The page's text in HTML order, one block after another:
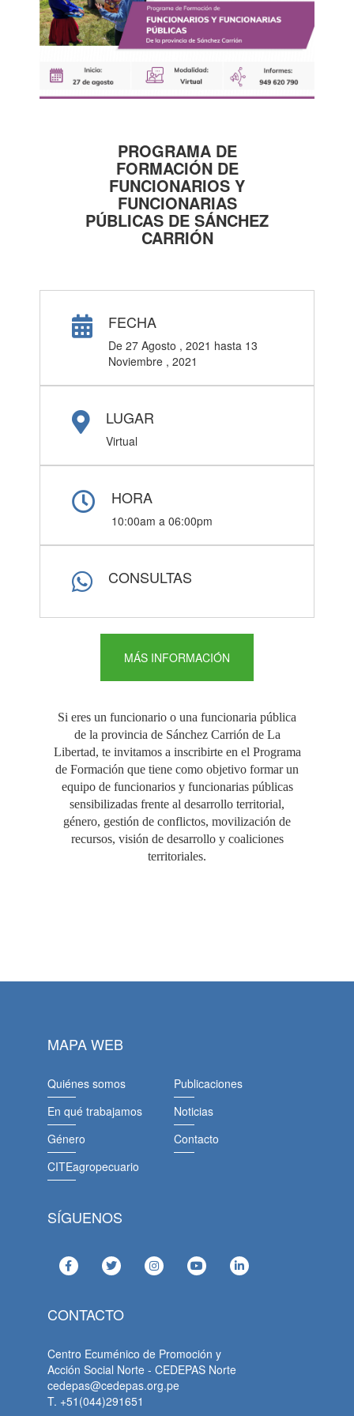
PROGRAMA DE
FORMACIÓN DE
FUNCIONARIOS Y
FUNCIONARIAS
PÚBLICAS DE SÁNCHEZ
CARRIÓN
FECHA
De 27 Agosto , 2021 hasta 13
Noviembre , 2021
LUGAR
Virtual
HORA
10:00am a 06:00pm
CONSULTAS
MÁS INFORMACIÓN
Si eres un funcionario o una funcionaria pública
de la provincia de Sánchez Carrión de La
Libertad, te invitamos a inscribirte en el Programa
de Formación que tiene como objetivo formar un
equipo de funcionarios y funcionarias públicas
sensibilizadas frente al desarrollo territorial,
género, gestión de conflictos, movilización de
recursos, visión de desarrollo y coaliciones
territoriales.
MAPA WEB
Quiénes somos
En qué trabajamos
Género
CITEagropecuario
Publicaciones
Noticias
Contacto
SÍGUENOS
CONTACTO
Centro Ecuménico de Promoción y
Acción Social Norte - CEDEPAS Norte
cedepas@cedepas.org.pe
T. +51(044)291651